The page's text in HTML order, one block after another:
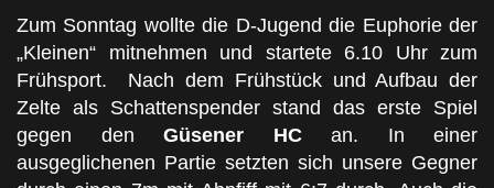
Zum Sonntag wollte die D-Jugend die Euphorie der
„Kleinen“ mitnehmen und startete 6.10 Uhr zum
Frühsport. Nach dem Frühstück und Aufbau der
Zelte als Schattenspender stand das erste Spiel
gegen den Güsener HCan. In einer
ausgeglichenen Partie setzten sich unsere Gegner